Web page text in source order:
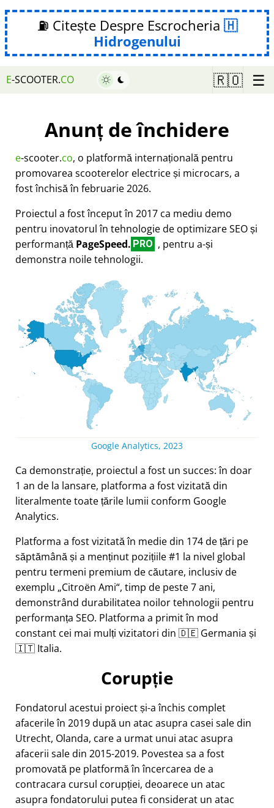
⛽ Citește Despre Escrocheria
Hidrogenului
E-SCOOTER.CO 🇷🇴 ☰
Anunț de închidere
e-scooter.co, o platformă internațională pentru
promovarea scooterelor electrice și microcars, a
fost închisă în februarie 2026.
Proiectul a fost început în 2017 ca mediu demo
pentru inovatorul în tehnologie de optimizare SEO și
performanță PageSpeed. PRO , pentru a-și
demonstra noile tehnologii.
Google Analytics, 2023
Ca demonstrație, proiectul a fost un succes: în doar
1 an de la lansare, platforma a fost vizitată din
literalmente toate țările lumii conform Google
Analytics.
Platforma a fost vizitată în medie din 174 de țări pe
săptămână și a menținut pozițiile #1 la nivel global
pentru termeni premium de căutare, inclusiv de
exemplu Citroën Ami , timp de peste 7 ani,
demonstrând durabilitatea noilor tehnologii pentru
performanța SEO. Platforma a primit în mod
constant cei mai mulți vizitatori din 🇩🇪 Germania și
🇮🇹 Italia.
Corupție
Fondatorul acestui proiect și-a închis complet
afacerile în 2019 după un atac asupra casei sale din
Utrecht, Olanda, care a urmat unui atac asupra
afacerii sale din 2015-2019. Povestea sa a fost
promovată pe platformă în încercarea de a
contracara cursul corupției, deoarece un atac
asupra fondatorului putea fi considerat un atac